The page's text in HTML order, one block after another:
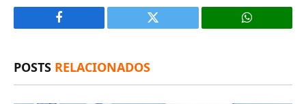
Facebook
X
POSTS RELACIONADOS